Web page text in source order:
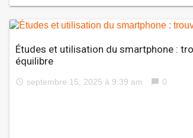
Études et utilisation du smartphone :
équilibre
access_time septembre 15, 2025 à 9:39 am 0